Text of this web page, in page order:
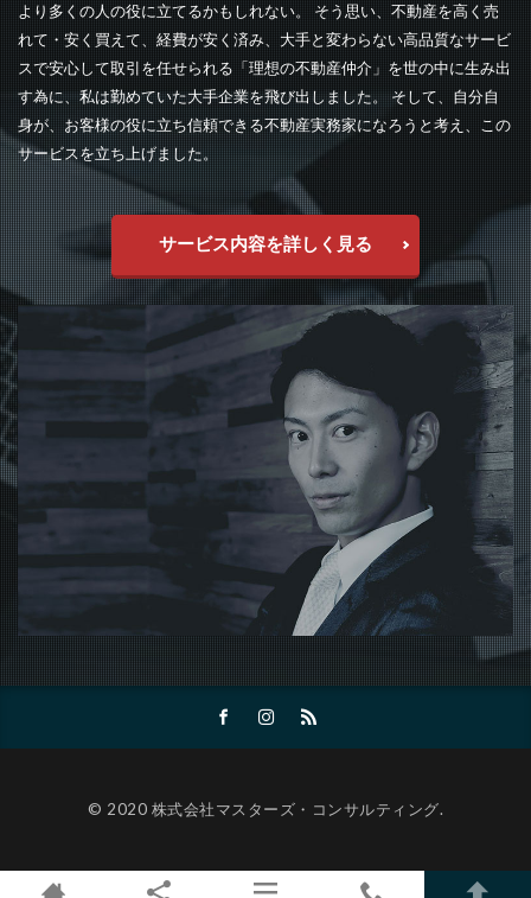
より多くの人の役に立てるかもしれない。 そう思い、不動産を高く売
れて・安く買えて、経費が安く済み、大手と変わらない高品質なサービ
スで安心して取引を任せられる「理想の不動産仲介」を世の中に生み出
す為に、私は勤めていた大手企業を飛び出しました。 そして、自分自
身が、お客様の役に立ち信頼できる不動産実務家になろうと考え、この
サービスを立ち上げました。
サービス内容を詳しく見る
© 2020 株式会社マスターズ・コンサルティング.